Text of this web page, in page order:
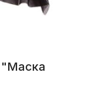
"Маска